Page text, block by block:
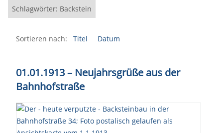
Schlagwörter: Backstein
Sortieren nach: Titel Datum
01.01.1913 – Neujahrsgrüße aus der
Bahnhofstraße